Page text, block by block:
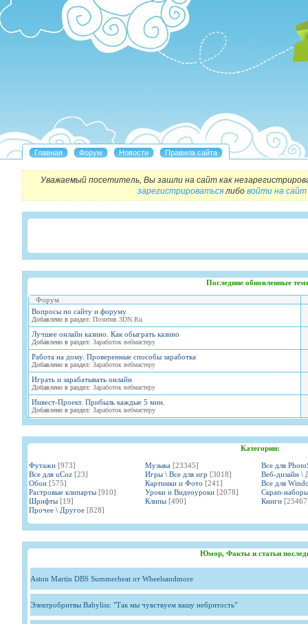
Уважаемый посетитель, Вы зашли на сайт как
зарегистрироватьсялибо войти на сайт
Последние обновленные
Форум
Вопросы по сайту и форуму
Добавлено в раздел: Позитив.3DN.Ru
Лучшее онлайн казино. Как обыграть казино
Добавлено в раздел: Заработок вебмастеру
Работа на дому. Проверенные способы заработка
Добавлено в раздел: Заработок вебмастеру
Играть и зарабатывать онлайн
Добавлено в раздел: Заработок вебмастеру
Инвест-Проект. Прибыль каждые 5 мин.
Добавлено в раздел: Заработок вебмастеру
Категории:
Футажи [973] Музыка [23345]
Все для
Все для uCoz [23] Игры \ Все для игр [3018]
Веб-дизайн \
Обои [575] Картинки и Фото [241]
Все для
Растровые клипарты [910] Уроки и Видеоуроки [2078]
Скрап-наборы
Шрифты [19] Клипы [490] Книги
Прочее \ Другое [828]
Юмор, Факты и статьи
Aston Martin DBS Summerheat от Wheelsandmore
Электробритвы Babyliss: "Так мы чувствуем вашу небритость"